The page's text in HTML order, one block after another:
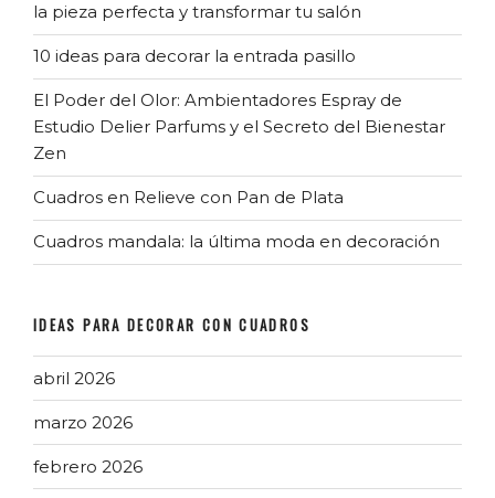
la pieza perfecta y transformar tu salón
10 ideas para decorar la entrada pasillo
El Poder del Olor: Ambientadores Espray de
Estudio Delier Parfums y el Secreto del Bienestar
Zen
Cuadros en Relieve con Pan de Plata
Cuadros mandala: la última moda en decoración
IDEAS PARA DECORAR CON CUADROS
abril 2026
marzo 2026
febrero 2026